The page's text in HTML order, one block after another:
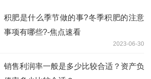
积肥是什么季节做的事?冬季积肥的注意
事项有哪些?-焦点速看
2023-06-30
销售利润率一般是多少比较合适？资产负